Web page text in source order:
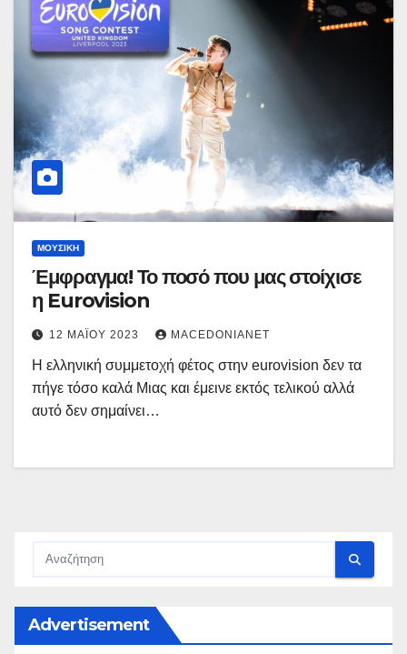
ΜΟΥΣΙΚΉ
Έμφραγμα! Το ποσό που μας στοίχισε
η Eurovision
12 ΜΑΪ́ΟΥ 2023 MACEDONIANET
Η ελληνική συμμετοχή φέτος στην eurovision δεν τα
πήγε τόσο καλά Μιας και έμεινε εκτός τελικού αλλά
αυτό δεν σημαίνει…
Advertisement